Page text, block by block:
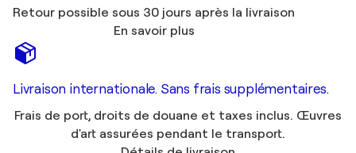
Retour possible sous 30 jours après la livraison
En savoir plus
Livraison internationale. Sans frais supplémentaires.
Frais de port, droits de douane et taxes inclus. Œuvres
d'art assurées pendant le transport.